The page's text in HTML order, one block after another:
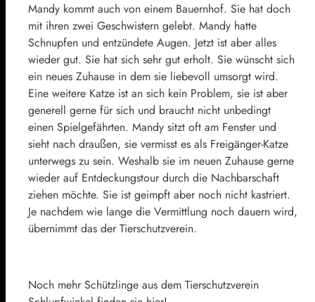
Mandy kommt auch von einem Bauernhof. Sie hat doch
mit ihren zwei Geschwistern gelebt. Mandy hatte
Schnupfen und entzündete Augen. Jetzt ist aber alles
wieder gut. Sie hat sich sehr gut erholt. Sie wünscht sich
ein neues Zuhause in dem sie liebevoll umsorgt wird.
Eine weitere Katze ist an sich kein Problem, sie ist aber
generell gerne für sich und braucht nicht unbedingt
einen Spielgefährten. Mandy sitzt oft am Fenster und
sieht nach draußen, sie vermisst es als Freigänger-Katze
unterwegs zu sein. Weshalb sie im neuen Zuhause gerne
wieder auf Entdeckungstour durch die Nachbarschaft
ziehen möchte. Sie ist geimpft aber noch nicht kastriert.
Je nachdem wie lange die Vermittlung noch dauern wird,
übernimmt das der Tierschutzverein.
Noch mehr Schützlinge aus dem Tierschutzverein